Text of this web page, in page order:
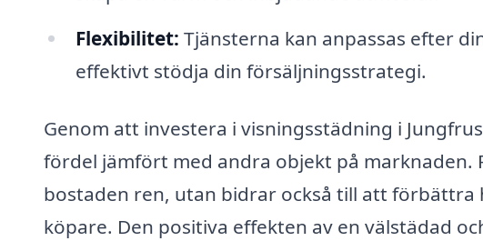
Flexibilitet: Tjänsterna kan anpassas efter
effektivt stödja din försäljningsstrategi.
Genom att investera i visningsstädning i
fördel jämfört med andra objekt på
bostaden ren, utan bidrar också till att
köpare. Den positiva effekten av en välstädad